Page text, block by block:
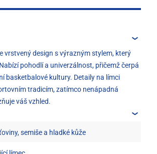
vrstvený design s výrazným stylem, který
pohodlí a univerzálnost, přičemž čerpá
basketbalové kultury. Detaily na límci
tradicím, zatímco nenápadná
váš vzhled.
semiše a hladké kůže